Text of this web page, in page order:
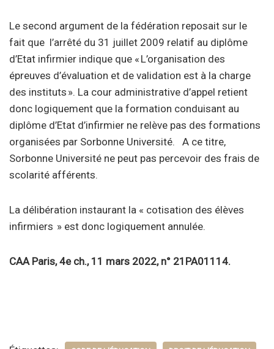
Le second argument de la fédération reposait sur le
fait que l’arrêté du 31 juillet 2009 relatif au diplôme
d’Etat infirmier indique que « L’organisation des
épreuves d’évaluation et de validation est à la charge
des instituts ». La cour administrative d’appel retient
donc logiquement que la formation conduisant au
diplôme d’Etat d’infirmier ne relève pas des formations
organisées par Sorbonne Université. A ce titre,
Sorbonne Université ne peut pas percevoir des frais de
scolarité afférents.
La délibération instaurant la « cotisation des élèves
infirmiers » est donc logiquement annulée.
CAA Paris, 4e ch., 11 mars 2022, n° 21PA01114.